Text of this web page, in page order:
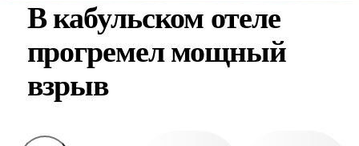
В кабульском отеле
прогремел мощный
взрыв